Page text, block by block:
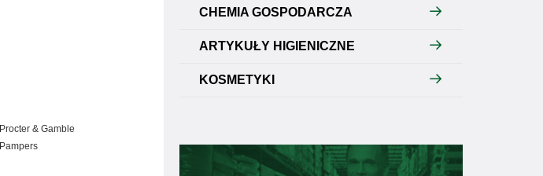
Procter & Gamble
Pampers
CHEMIA GOSPODARCZA
ARTYKUŁY HIGIENICZNE
KOSMETYKI